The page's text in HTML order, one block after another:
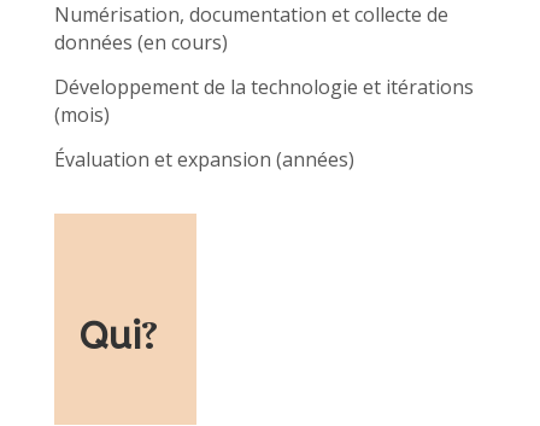
Numérisation, documentation et collecte de
données (en cours)
Développement de la technologie et itérations
(mois)
Évaluation et expansion (années)
Qui?